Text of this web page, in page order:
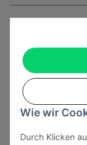
Wie wir
Durch Klicken
Informationen
Gesetzliche